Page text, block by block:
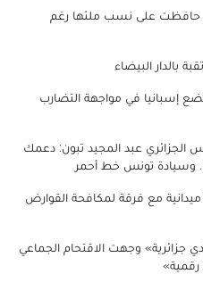
حافظت على نسب ملئها رغم
بالدار البيضاء
إسبانيا في مواجهة التضارب
الجزائري عبد المجيد تبون: دعمك
وسيادة تونس خط أحمر
مع فرقة لمكافحة القوارض
جزائرية» وجهت الاقتحام الجماعي
رقمية»